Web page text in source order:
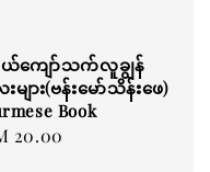
ကျော်သက်လူချွန်
များ(ဗန်းမော်သိန်းဖေ)
Book
20.00